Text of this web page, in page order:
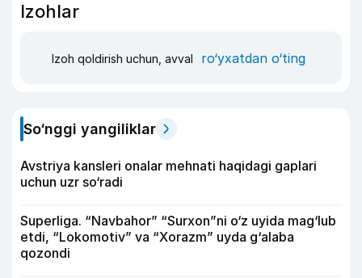
Izohlar
Izoh qoldirish uchun, avval ro‘yxatdan o‘ting
So‘nggi yangiliklar
Avstriya kansleri onalar mehnati haqidagi gaplari
uchun uzr so‘radi
Superliga. “Navbahor” “Surxon”ni o‘z uyida mag‘lub
etdi, “Lokomotiv” va “Xorazm” uyda g‘alaba
qozondi